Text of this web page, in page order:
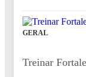
GERAL
Treinar